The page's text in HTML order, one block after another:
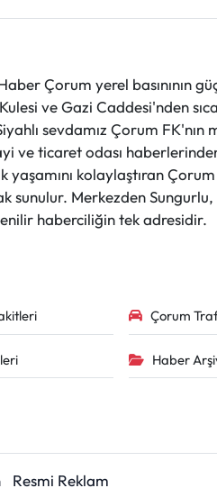
Çorum yerel basınının
ve Gazi Caddesi'nden
sevdamız Çorum
ve ticaret odası
kolaylaştıran
Merkezden Sungurlu,
haberciliğin tek adresidir.
Çorum
Haber
Resmi Reklam